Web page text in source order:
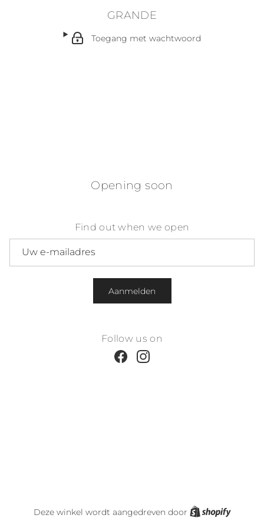
GRANDE
Toegang met wachtwoord
Opening soon
Find out when we open
Aanmelden
Follow us on
FacebookInstagram
Deze winkel wordt aangedreven door Shopify